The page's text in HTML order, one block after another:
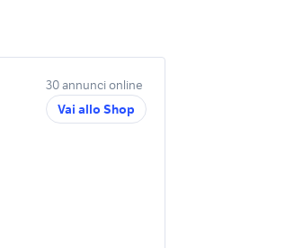
30 annunci online
Vai allo Shop